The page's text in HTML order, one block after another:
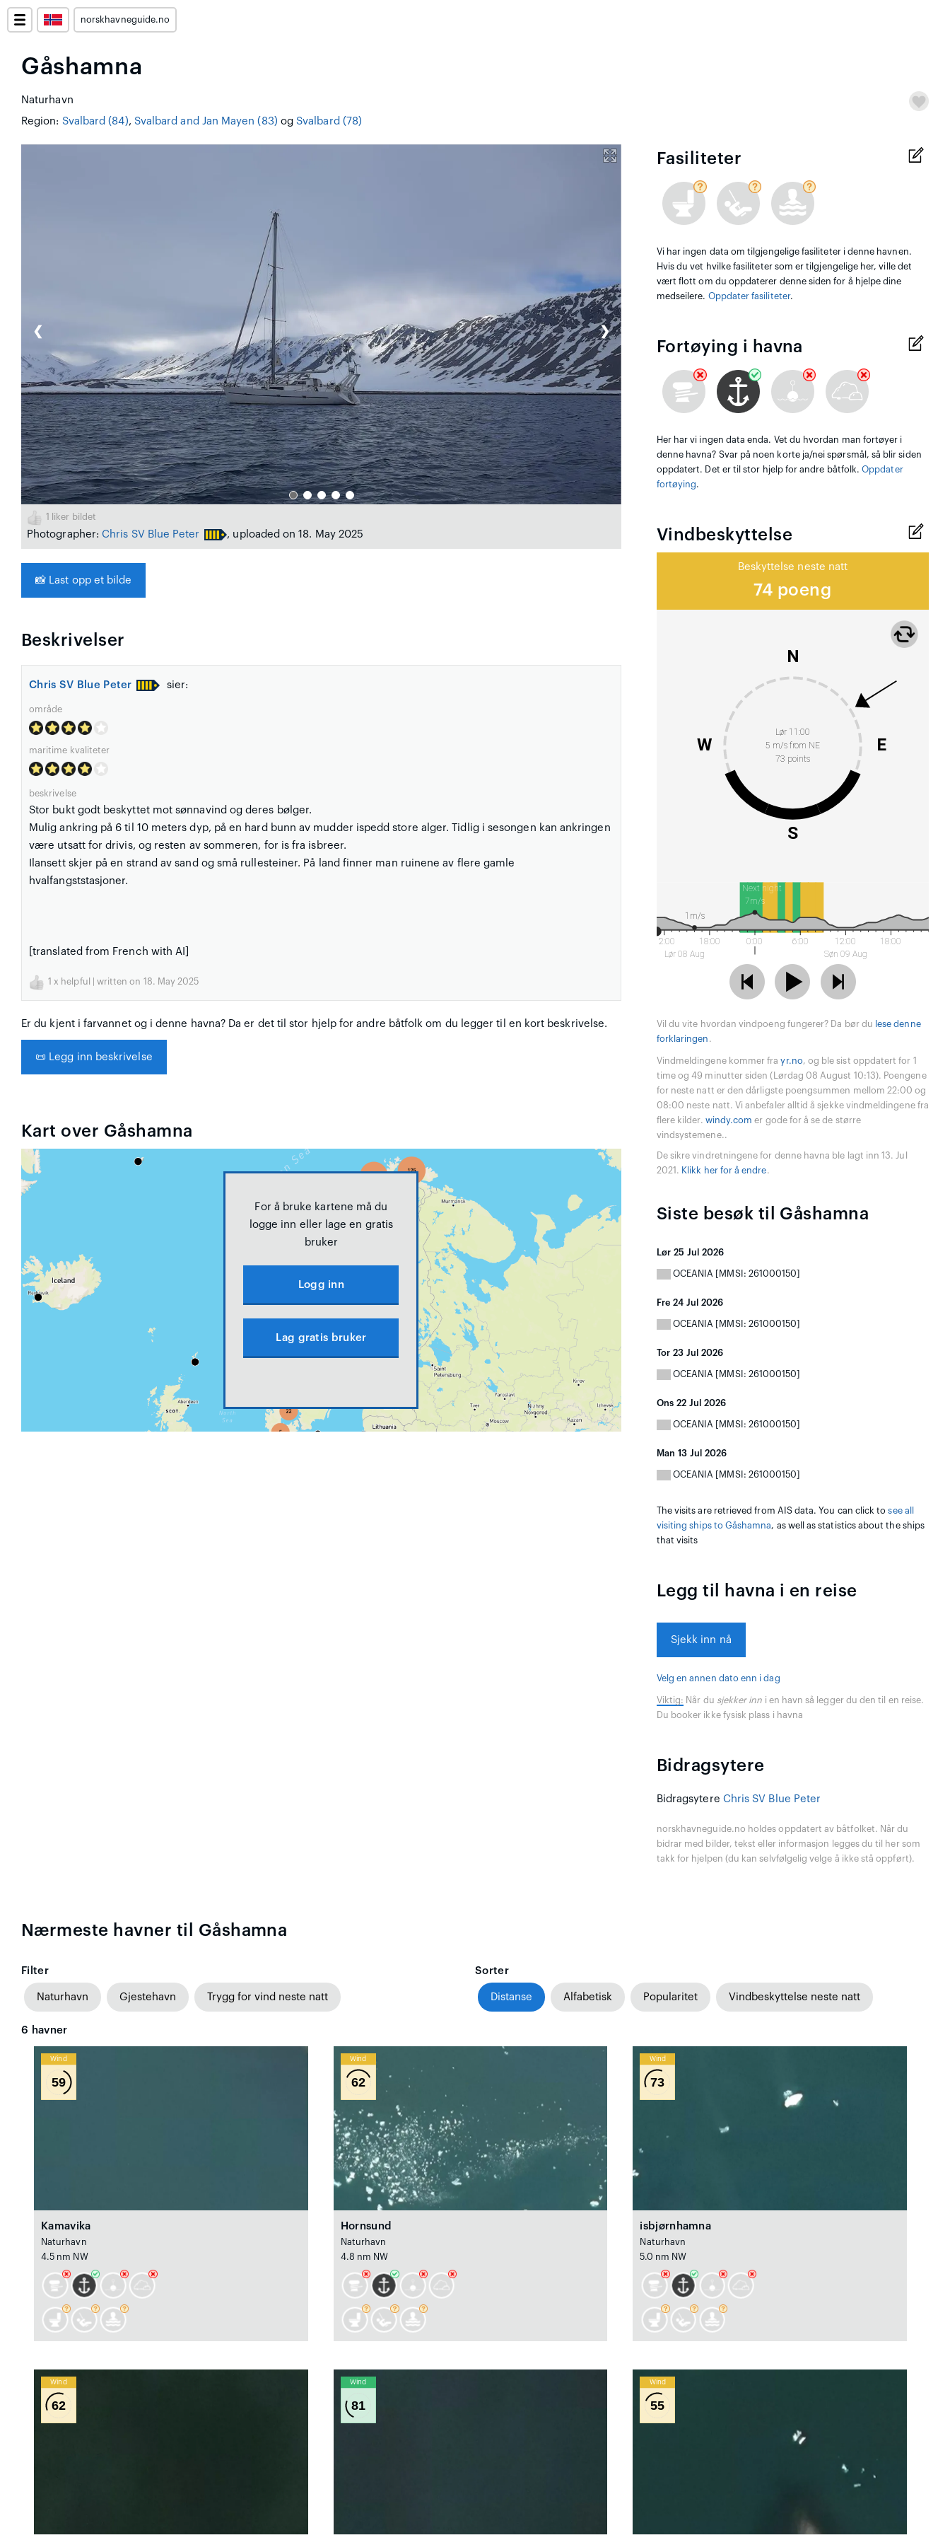
norskhavneguide.no
Gåshamna
Naturhavn
Region: Svalbard (84), Svalbard and Jan Mayen (83) og Svalbard (78)
❮ ❯
1 liker bildet
Photographer:Chris SV Blue Peter , uploaded on 18. May 2025
📸 Last opp et bilde
Beskrivelser
Chris SV Blue Peter sier:
område
maritime kvaliteter
beskrivelse
Stor bukt godt beskyttet mot sønnavind og deres bølger.
Mulig ankring på 6 til 10 meters dyp, på en hard bunn av mudder ispedd store alger. Tidlig i sesongen kan ankringen
være utsatt for drivis, og resten av sommeren, for is fra isbreer.
Ilansett skjer på en strand av sand og små rullesteiner. På land finner man ruinene av flere gamle
hvalfangststasjoner.
[translated from French with AI]
1 x helpful | written on 18. May 2025
Er du kjent i farvannet og i denne havna? Da er det til stor hjelp for andre båtfolk om du legger til en kort beskrivelse.
📜 Legg inn beskrivelse
Kart over Gåshamna
For å bruke kartene må du
logge inn eller lage en gratis
bruker
Logg inn
Lag gratis bruker
Fasiliteter
Vi har ingen data om tilgjengelige fasiliteter i denne havnen.
Hvis du vet hvilke fasiliteter som er tilgjengelige her, ville det
vært flott om du oppdaterer denne siden for å hjelpe dine
medseilere. Oppdater fasiliteter.
Fortøying i havna
Her har vi ingen data enda. Vet du hvordan man fortøyer i
denne havna? Svar på noen korte ja/nei spørsmål, så blir siden
oppdatert. Det er til stor hjelp for andre båtfolk.Oppdater
fortøying.
Vindbeskyttelse
Beskyttelse neste natt
74 poeng
Lør 11:00
5 m/s from NE
73 points
N
E
S
W
Next night
12:00
Lør 08 Aug
18:00 0:00 6:00
12:00
Søn 09 Aug
18:00
7m/s
1m/s
Vil du vite hvordan vindpoeng fungerer? Da bør du lese denne
forklaringen .
Vindmeldingene kommer frayr.no, og ble sist oppdatert for 1
time og 49 minutter siden (Lørdag 08 August 10:13). Poengene
for neste natt er den dårligste poengsummen mellom 22:00 og
08:00 neste natt. Vi anbefaler alltid å sjekke vindmeldingene fra
flere kilder. windy.com er gode for å se de større
vindsystemene..
De sikre vindretningene for denne havna ble lagt inn 13. Jul
2021. Klikk her for å endre.
Siste besøk til Gåshamna
Lør 25 Jul 2026
OCEANIA [MMSI: 261000150]
Fre 24 Jul 2026
OCEANIA [MMSI: 261000150]
Tor 23 Jul 2026
OCEANIA [MMSI: 261000150]
Ons 22 Jul 2026
OCEANIA [MMSI: 261000150]
Man 13 Jul 2026
OCEANIA [MMSI: 261000150]
The visits are retrieved from AIS data. You can click tosee all
visiting ships to Gåshamna, as well as statistics about the ships
that visits
Legg til havna i en reise
Sjekk inn nå
Velg en annen dato enn i dag
Viktig: Når du sjekker inn i en havn så legger du den til en reise.
Du booker ikke fysisk plass i havna
Bidragsytere
Bidragsytere Chris SV Blue Peter
norskhavneguide.no holdes oppdatert av båtfolket. Når du
bidrar med bilder, tekst eller informasjon legges du til her som
takk for hjelpen (du kan selvfølgelig velge å ikke stå oppført).
Nærmeste havner til Gåshamna
Filter
Naturhavn Gjestehavn Trygg for vind neste natt
Sorter
Distanse Alfabetisk Popularitet Vindbeskyttelse neste natt
6 havner
Wind
59
Kamavika
Naturhavn
4.5 nm NW
Wind
62
Hornsund
Naturhavn
4.8 nm NW
Wind
73
isbjørnhamna
Naturhavn
5.0 nm NW
Wind
62
Wind
81
Wind
55